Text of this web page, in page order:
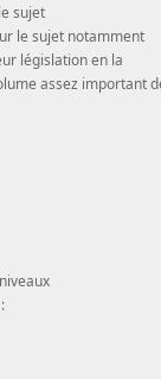
sujet
le sujet notamment
législation en la
assez important